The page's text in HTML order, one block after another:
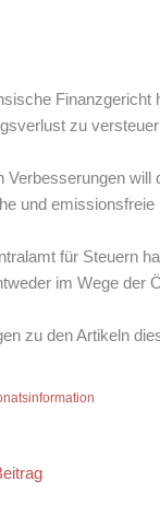
Finanzgericht
zu
Verbesserungen
und
für Steuern
im Wege der
zu den Artikeln